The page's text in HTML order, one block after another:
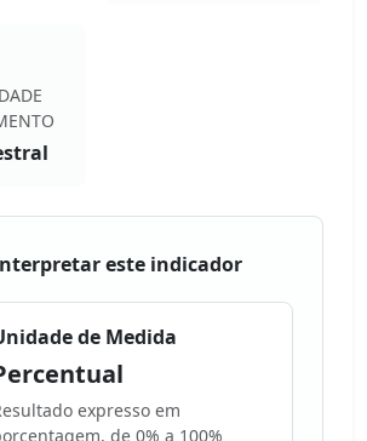
este indicador
de Medida
expresso em
de 0% a 100%